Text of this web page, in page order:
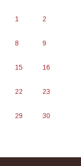
1 2
8 9
15 16
22 23
29 30